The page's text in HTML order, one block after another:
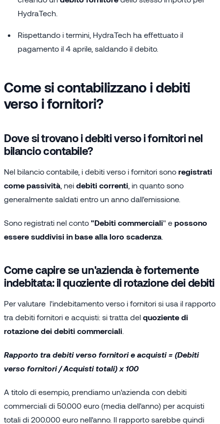
HydraTech.
Rispettando i termini, HydraTech ha effettuato il
pagamento il 4 aprile, saldando il debito.
Come si contabilizzano i debiti
verso i fornitori?
Dove si trovano i debiti verso i fornitori nel
bilancio contabile?
Nel bilancio contabile, i debiti verso i fornitori sono registrati
come passività , nei debiti correnti , in quanto sono
generalmente saldati entro un anno dall'emissione.
Sono registrati nel conto "Debiti commerciali" e possono
essere suddivisi in base alla loro scadenza
Come capire se un'azienda è fortemente
indebitata: il quoziente di rotazione dei debiti
Per valutare l'indebitamento verso i fornitori si usa il rapporto
tra debiti fornitori e acquisti: si tratta del quoziente di
rotazione dei debiti commerciali
Rapporto tra debiti verso fornitori e acquisti = (Debiti
verso fornitori / Acquisti totali) x 100
A titolo di esempio, prendiamo un'azienda con debiti
commerciali di 50.000 euro (media dell'anno) per acquisti
totali di 200.000 euro nell'anno. Il rapporto sarebbe quindi